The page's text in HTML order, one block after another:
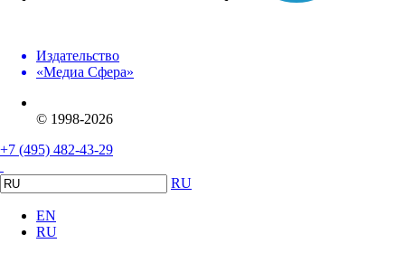
Издательство
«Медиа Сфера»
© 1998-2026
+7 (495) 482-43-29
RU
EN
RU